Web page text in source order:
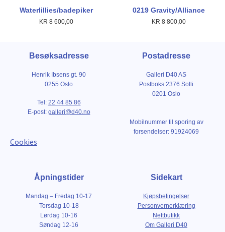
Waterlillies/badepiker
KR 8 600,00
0219 Gravity/Alliance
KR 8 800,00
Besøksadresse
Henrik Ibsens gt. 90
0255 Oslo
Tel: 22 44 85 86
E-post: galleri@d40.no
Cookies
Postadresse
Galleri D40 AS
Postboks 2376 Solli
0201 Oslo
Mobilnummer til sporing av
forsendelser: 91924069
Åpningstider
Mandag – Fredag 10-17
Torsdag 10-18
Lørdag 10-16
Søndag 12-16
Sidekart
Kjøpsbetingelser
Personvernerklæring
Nettbutikk
Om Galleri D40